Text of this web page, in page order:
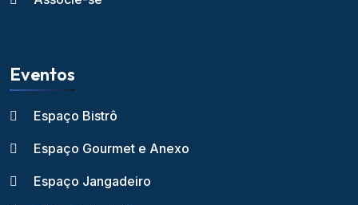
Eventos
Espaço Bistrô
Espaço Gourmet e Anexo
Espaço Jangadeiro